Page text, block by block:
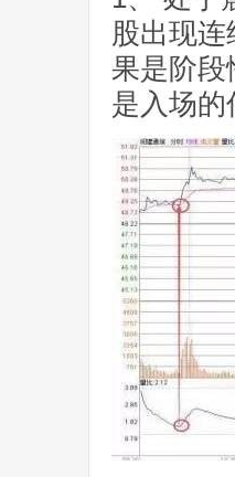
股出现
果是阶段
是入场的